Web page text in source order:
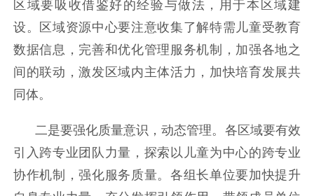
设。区域资源中心要注意收集了解特需儿童受教育
数据信息，完善和优化管理服务机制，加强各地之
间的联动，激发区域内主体活力，加快培育发展共
同体。
二是要强化质量意识，动态管理。各区域要有效
引入跨专业团队力量，探索以儿童为中心的跨专业
协作机制，强化服务质量。各组长单位要加快提升